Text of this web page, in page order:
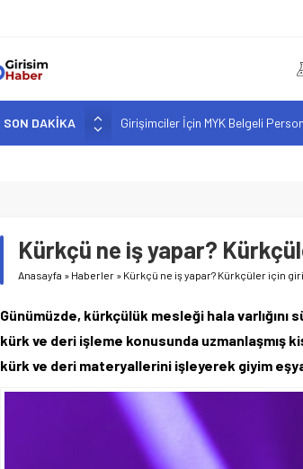
SON DAKİKA
Girişimciler İçin MYK Belgeli
Hindistan’da Mahsur Kalan F-
Kürkçü ne iş yapar?
Anasayfa » Haberler » Kürkçü ne iş yapar? Kürkçüler için
Günümüzde, kürkçülük mesleği hala
kürk ve deri işleme konusunda uzmanlaşmış
kürk ve deri materyallerini işleyerek giyim